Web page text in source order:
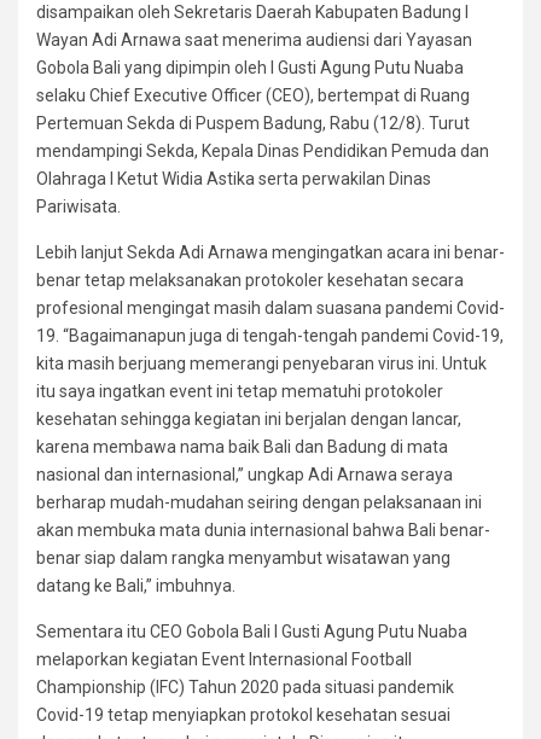
disampaikan oleh Sekretaris Daerah Kabupaten Badung I
Wayan Adi Arnawa saat menerima audiensi dari Yayasan
Gobola Bali yang dipimpin oleh I Gusti Agung Putu Nuaba
selaku Chief Executive Officer (CEO), bertempat di Ruang
Pertemuan Sekda di Puspem Badung, Rabu (12/8). Turut
mendampingi Sekda, Kepala Dinas Pendidikan Pemuda dan
Olahraga I Ketut Widia Astika serta perwakilan Dinas
Pariwisata.
Lebih lanjut Sekda Adi Arnawa mengingatkan acara ini benar-
benar tetap melaksanakan protokoler kesehatan secara
profesional mengingat masih dalam suasana pandemi Covid-
19. “Bagaimanapun juga di tengah-tengah pandemi Covid-19,
kita masih berjuang memerangi penyebaran virus ini. Untuk
itu saya ingatkan event ini tetap mematuhi protokoler
kesehatan sehingga kegiatan ini berjalan dengan lancar,
karena membawa nama baik Bali dan Badung di mata
nasional dan internasional,” ungkap Adi Arnawa seraya
berharap mudah-mudahan seiring dengan pelaksanaan ini
akan membuka mata dunia internasional bahwa Bali benar-
benar siap dalam rangka menyambut wisatawan yang
datang ke Bali,” imbuhnya.
Sementara itu CEO Gobola Bali I Gusti Agung Putu Nuaba
melaporkan kegiatan Event Internasional Football
Championship (IFC) Tahun 2020 pada situasi pandemik
Covid-19 tetap menyiapkan protokol kesehatan sesuai